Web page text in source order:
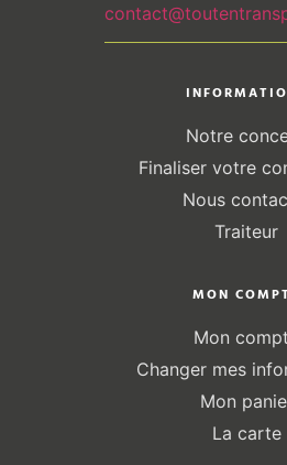
Notre
Finaliser votre
Nous
Traiteur
MON
Mon
Changer mes
Mon
La carte